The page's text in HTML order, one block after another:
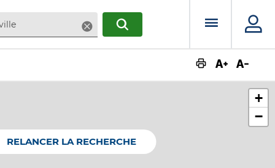
SupprimerRECHERCHERMenu
+
−
RELANCER LA RECHERCHE